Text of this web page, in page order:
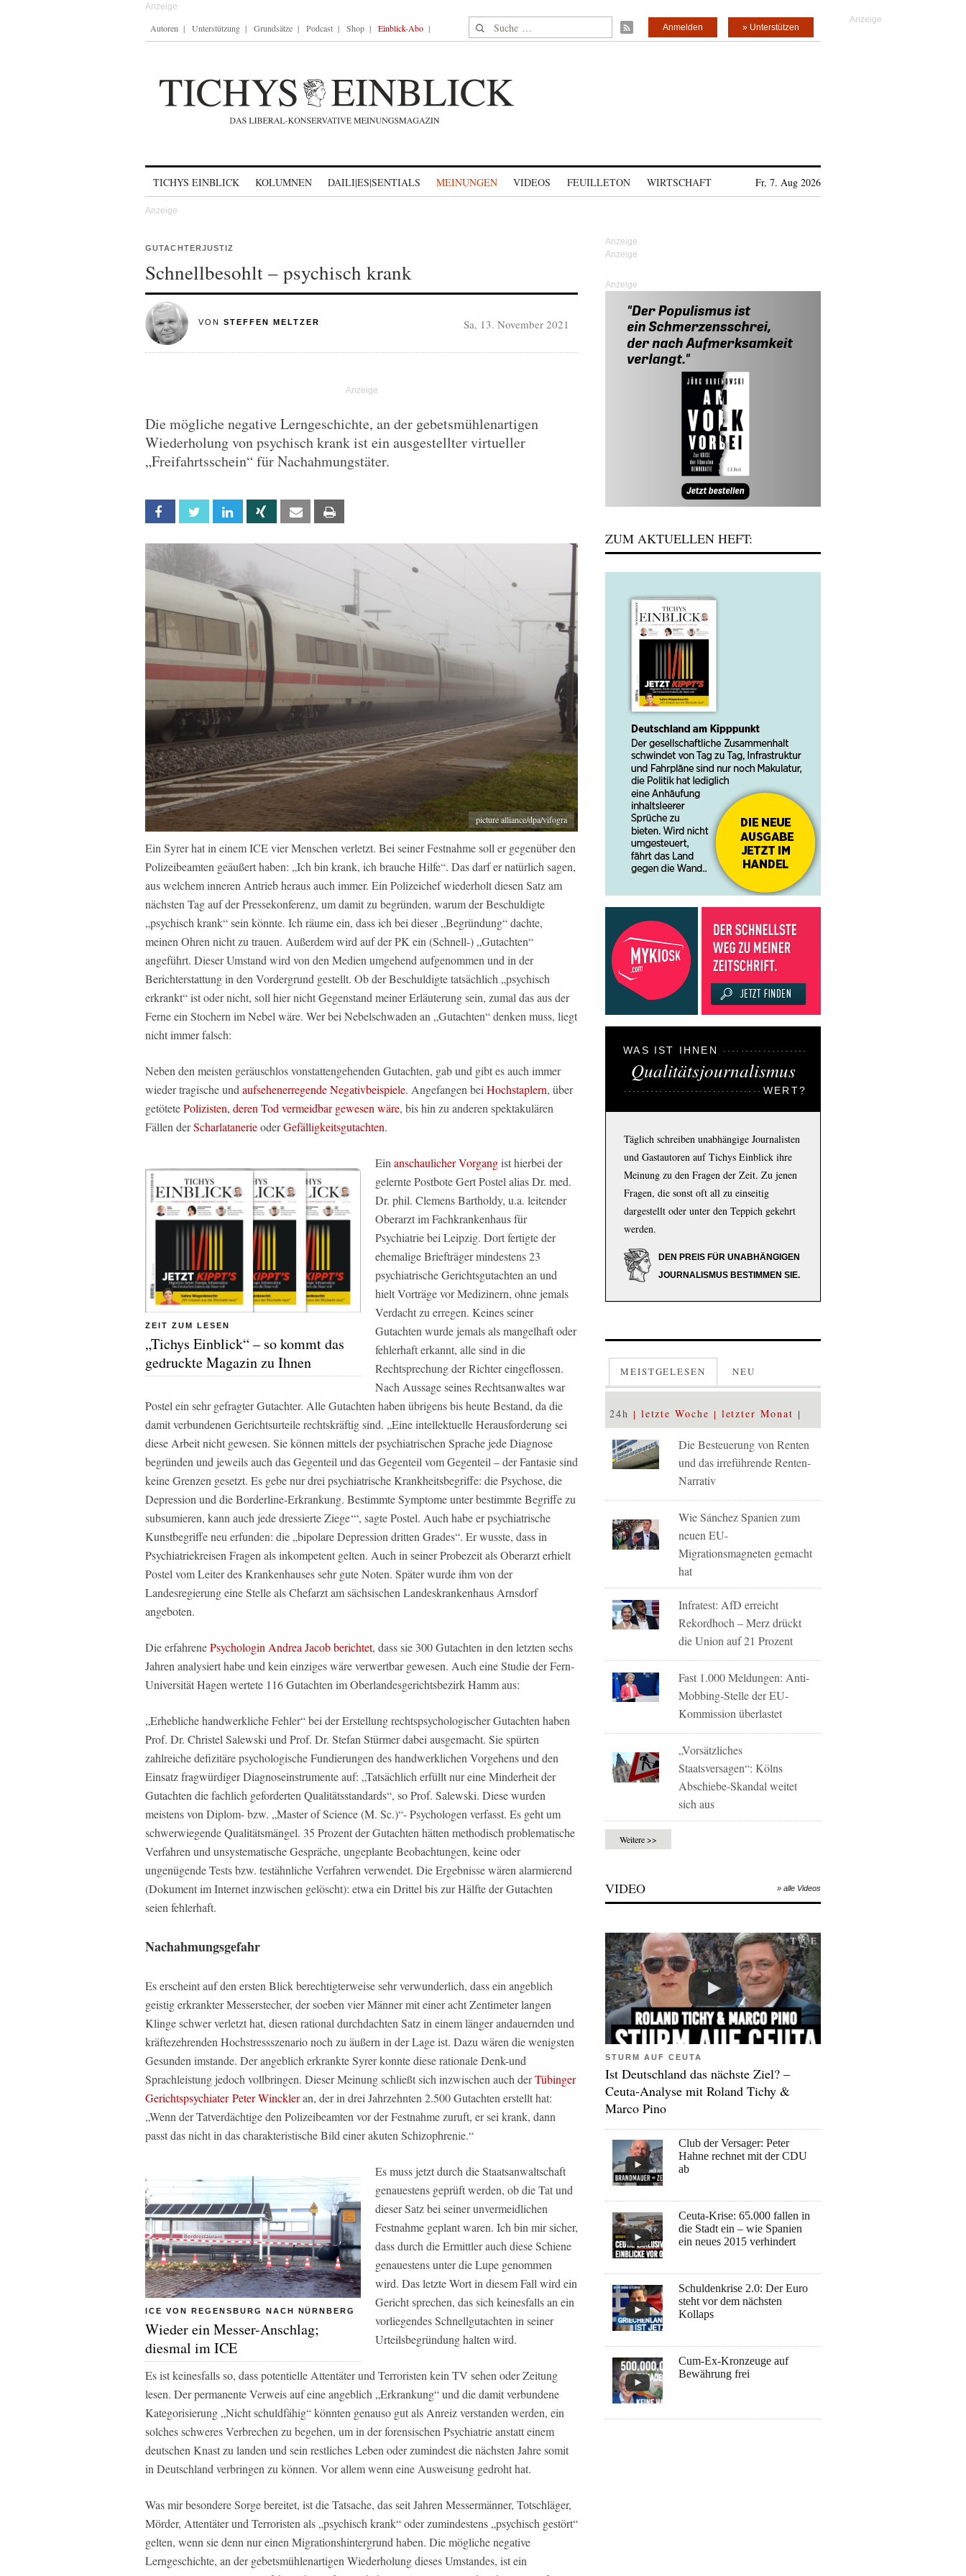
Autoren Unterstützung Grundsätze Podcast Shop Einblick-Abo Suche nach: » Unterstützen
Anmelden
TICHYS EINBLICK KOLUMNEN DAILI|ES|SENTIALS MEINUNGEN VIDEOS FEUILLETON WIRTSCHAFT Fr, 7. Aug 2026
GUTACHTERJUSTIZ
Schnellbesohlt – psychisch krank
VON STEFFEN MELTZER Sa, 13. November 2021
Die mögliche negative Lerngeschichte, an der gebetsmühlenartigen
Wiederholung von psychisch krank ist ein ausgestellter virtueller
„Freifahrtsschein“ für Nachahmungstäter.
Facebook Twitter Linkedin Xing Email
picture alliance/dpa/vifogra
Ein Syrer hat in einem ICE vier Menschen verletzt. Bei seiner Festnahme soll er gegenüber den
Polizeibeamten geäußert haben: „Ich bin krank, ich brauche Hilfe“. Das darf er natürlich sagen,
aus welchem inneren Antrieb heraus auch immer. Ein Polizeichef wiederholt diesen Satz am
nächsten Tag auf der Pressekonferenz, um damit zu begründen, warum der Beschuldigte
„psychisch krank“ sein könnte. Ich räume ein, dass ich bei dieser „Begründung“ dachte,
meinen Ohren nicht zu trauen. Außerdem wird auf der PK ein (Schnell-) „Gutachten“
angeführt. Dieser Umstand wird von den Medien umgehend aufgenommen und in der
Berichterstattung in den Vordergrund gestellt. Ob der Beschuldigte tatsächlich „psychisch
erkrankt“ ist oder nicht, soll hier nicht Gegenstand meiner Erläuterung sein, zumal das aus der
Ferne ein Stochern im Nebel wäre. Wer bei Nebelschwaden an „Gutachten“ denken muss, liegt
nicht immer falsch:
Neben den meisten geräuschlos vonstattengehenden Gutachten, gab und gibt es auch immer
wieder tragische und aufsehenerregende Negativbeispiele. Angefangen bei Hochstaplern, über
getötetePolizisten, deren Tod vermeidbar gewesen wäre, bis hin zu anderen spektakulären
Fällen derScharlatanerieoderGefälligkeitsgutachten.
ZEIT ZUM LESEN
„Tichys Einblick“ – so kommt das
gedruckte Magazin zu Ihnen
Ein anschaulicher Vorgangist hierbei der
gelernte Postbote Gert Postel alias Dr. med.
Dr. phil. Clemens Bartholdy, u.a. leitender
Oberarzt im Fachkrankenhaus für
Psychiatrie bei Leipzig. Dort fertigte der
ehemalige Briefträger mindestens 23
psychiatrische Gerichtsgutachten an und
hielt Vorträge vor Medizinern, ohne jemals
Verdacht zu erregen. Keines seiner
Gutachten wurde jemals als mangelhaft oder
fehlerhaft erkannt, alle sind in die
Rechtsprechung der Richter eingeflossen.
Nach Aussage seines Rechtsanwaltes war
Postel ein sehr gefragter Gutachter. Alle Gutachten haben übrigens bis heute Bestand, da die
damit verbundenen Gerichtsurteile rechtskräftig sind. „Eine intellektuelle Herausforderung sei
diese Arbeit nicht gewesen. Sie können mittels der psychiatrischen Sprache jede Diagnose
begründen und jeweils auch das Gegenteil und das Gegenteil vom Gegenteil – der Fantasie sind
keine Grenzen gesetzt. Es gebe nur drei psychiatrische Krankheitsbegriffe: die Psychose, die
Depression und die Borderline-Erkrankung. Bestimmte Symptome unter bestimmte Begriffe zu
subsumieren, kann auch jede dressierte Ziege‘“, sagte Postel. Auch habe er psychiatrische
Kunstbegriffe neu erfunden: die „bipolare Depression dritten Grades“. Er wusste, dass in
Psychiatriekreisen Fragen als inkompetent gelten. Auch in seiner Probezeit als Oberarzt erhielt
Postel vom Leiter des Krankenhauses sehr gute Noten. Später wurde ihm von der
Landesregierung eine Stelle als Chefarzt am sächsischen Landeskrankenhaus Arnsdorf
angeboten.
Die erfahrenePsychologin Andrea Jacob berichtet, dass sie 300 Gutachten in den letzten sechs
Jahren analysiert habe und kein einziges wäre verwertbar gewesen. Auch eine Studie der Fern-
Universität Hagen wertete 116 Gutachten im Oberlandesgerichtsbezirk Hamm aus:
„Erhebliche handwerkliche Fehler“ bei der Erstellung rechtspsychologischer Gutachten haben
Prof. Dr. Christel Salewski und Prof. Dr. Stefan Stürmer dabei ausgemacht. Sie spürten
zahlreiche defizitäre psychologische Fundierungen des handwerklichen Vorgehens und den
Einsatz fragwürdiger Diagnoseinstrumente auf: „Tatsächlich erfüllt nur eine Minderheit der
Gutachten die fachlich geforderten Qualitätsstandards“, so Prof. Salewski. Diese wurden
meistens von Diplom- bzw. „Master of Science (M. Sc.)“- Psychologen verfasst. Es geht um
schwerwiegende Qualitätsmängel. 35 Prozent der Gutachten hätten methodisch problematische
Verfahren und unsystematische Gespräche, ungeplante Beobachtungen, keine oder
ungenügende Tests bzw. testähnliche Verfahren verwendet. Die Ergebnisse wären alarmierend
(Dokument im Internet inzwischen gelöscht): etwa ein Drittel bis zur Hälfte der Gutachten
seien fehlerhaft.
Nachahmungsgefahr
Es erscheint auf den ersten Blick berechtigterweise sehr verwunderlich, dass ein angeblich
geistig erkrankter Messerstecher, der soeben vier Männer mit einer acht Zentimeter langen
Klinge schwer verletzt hat, diesen rational durchdachten Satz in einem länger andauernden und
kräftezehrenden Hochstressszenario noch zu äußern in der Lage ist. Dazu wären die wenigsten
Gesunden imstande. Der angeblich erkrankte Syrer konnte diese rationale Denk-und
Sprachleistung jedoch vollbringen. Dieser Meinung schließt sich inzwischen auch derTübinger
Gerichtspsychiater Peter Winckleran, der in drei Jahrzehnten 2.500 Gutachten erstellt hat:
„Wenn der Tatverdächtige den Polizeibeamten vor der Festnahme zuruft, er sei krank, dann
passt das nicht in das charakteristische Bild einer akuten Schizophrenie.“
ICE VON REGENSBURG NACH NÜRNBERG
Wieder ein Messer-Anschlag;
diesmal im ICE
Es muss jetzt durch die Staatsanwaltschaft
genauestens geprüft werden, ob die Tat und
dieser Satz bei seiner unvermeidlichen
Festnahme geplant waren. Ich bin mir sicher,
dass durch die Ermittler auch diese Schiene
genauestens unter die Lupe genommen
wird. Das letzte Wort in diesem Fall wird ein
Gericht sprechen, das sich keinesfalls an ein
vorliegendes Schnellgutachten in seiner
Urteilsbegründung halten wird.
Es ist keinesfalls so, dass potentielle Attentäter und Terroristen kein TV sehen oder Zeitung
lesen. Der permanente Verweis auf eine angeblich „Erkrankung“ und die damit verbundene
Kategorisierung „Nicht schuldfähig“ könnten genauso gut als Anreiz verstanden werden, ein
solches schweres Verbrechen zu begehen, um in der forensischen Psychiatrie anstatt einem
deutschen Knast zu landen und sein restliches Leben oder zumindest die nächsten Jahre somit
in Deutschland verbringen zu können. Vor allem wenn eine Ausweisung gedroht hat.
Was mir besondere Sorge bereitet, ist die Tatsache, das seit Jahren Messermänner, Totschläger,
Mörder, Attentäter und Terroristen als „psychisch krank“ oder zumindestens „psychisch gestört“
gelten, wenn sie denn nur einen Migrationshintergrund haben. Die mögliche negative
Lerngeschichte, an der gebetsmühlenartigen Wiederholung dieses Umstandes, ist ein
Anzeige
ZUM AKTUELLEN HEFT:
WAS IST IHNEN
Qualitätsjournalismus
WERT?
Täglich schreiben unabhängige Journalisten
und Gastautoren auf Tichys Einblick ihre
Meinung zu den Fragen der Zeit. Zu jenen
Fragen, die sonst oft all zu einseitig
dargestellt oder unter den Teppich gekehrt
werden.
DEN PREIS FÜR UNABHÄNGIGEN
JOURNALISMUS BESTIMMEN SIE.
MEISTGELESEN NEU
24h letzte Woche letzter Monat
Die Besteuerung von Renten
und das irreführende Renten-
Narrativ
Wie Sánchez Spanien zum
neuen EU-
Migrationsmagneten gemacht
hat
Infratest: AfD erreicht
Rekordhoch – Merz drückt
die Union auf 21 Prozent
Fast 1.000 Meldungen: Anti-
Mobbing-Stelle der EU-
Kommission überlastet
„Vorsätzliches
Staatsversagen“: Kölns
Abschiebe-Skandal weitet
sich aus
Weitere >>
VIDEO » alle Videos
STURM AUF CEUTA
Ist Deutschland das nächste Ziel? –
Ceuta-Analyse mit Roland Tichy &
Marco Pino
Club der Versager: Peter
Hahne rechnet mit der CDU
ab
Ceuta-Krise: 65.000 fallen in
die Stadt ein – wie Spanien
ein neues 2015 verhindert
Schuldenkrise 2.0: Der Euro
steht vor dem nächsten
Kollaps
Cum-Ex-Kronzeuge auf
Bewährung frei